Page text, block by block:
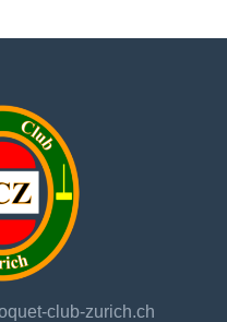
club-zurich.ch